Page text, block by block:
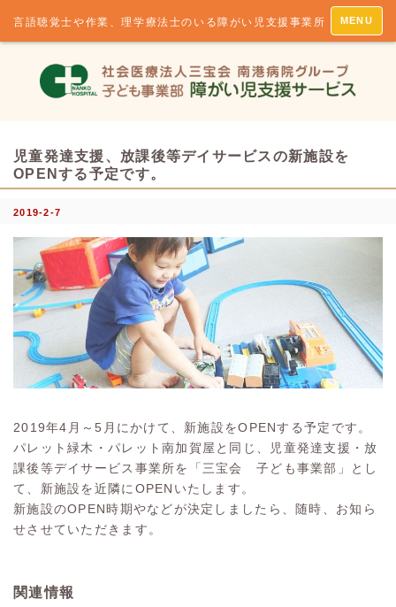
言語聴覚士や作業、理学療法士のいる障がい児支援事業所 MENU
児童発達支援、放課後等デイサービスの新施設を
OPENする予定です。
2019-2-7
2019年4月～5月にかけて、新施設をOPENする予定です。
パレット緑木・パレット南加賀屋と同じ、児童発達支援・放
課後等デイサービス事業所を「三宝会 子ども事業部」とし
て、新施設を近隣にOPENいたします。
新施設のOPEN時期やなどが決定しましたら、随時、お知ら
せさせていただきます。
関連情報